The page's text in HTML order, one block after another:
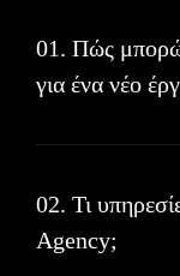
01. Πώς μπορώ
για ένα νέο
02. Τι
Agency;